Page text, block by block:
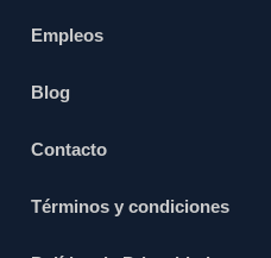
Empleos
Blog
Contacto
Términos y condiciones